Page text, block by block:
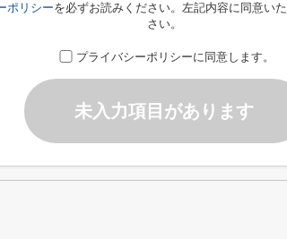
ポリシーを必ずお読みください。左記内容に同意い
さい。
プライバシーポリシーに同意します。
未入力項目があります